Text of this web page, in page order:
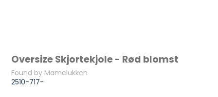
Oversize Skjortekjole - Rød blomst
Found by Mamelukken
2510-717-